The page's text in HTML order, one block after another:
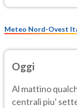
Meteo Nord-Ovest
Oggi
Al mattino
centrali piu'